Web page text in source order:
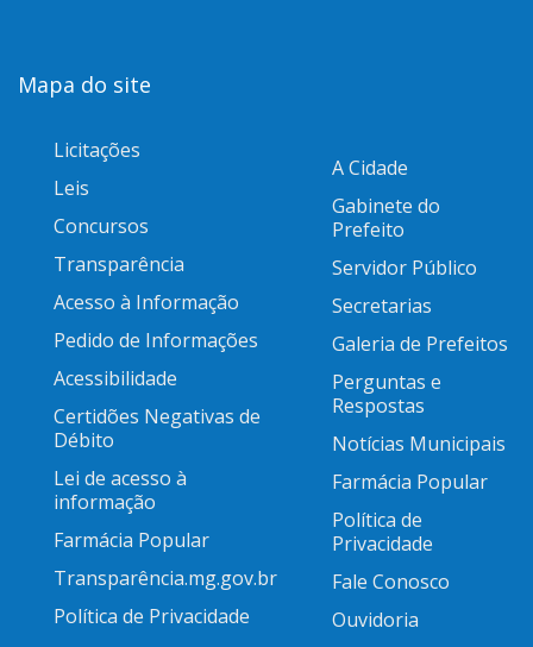
Mapa do site
Licitações
Leis
Concursos
Transparência
Acesso à Informação
Pedido de Informações
Acessibilidade
Certidões Negativas de
Débito
Lei de acesso à
informação
Farmácia Popular
Transparência.mg.gov.br
Política de Privacidade
A Cidade
Gabinete do
Prefeito
Servidor Público
Secretarias
Galeria de Prefeitos
Perguntas e
Respostas
Notícias Municipais
Farmácia Popular
Política de
Privacidade
Fale Conosco
Ouvidoria